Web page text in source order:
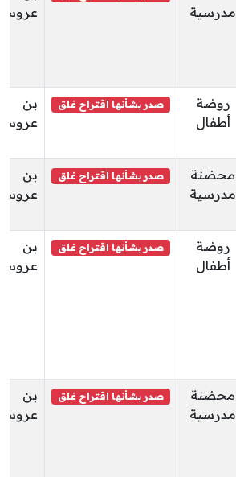
مدرسية
عروس
روضة
أطفال
صدر بشأنها اقتراح غلق
بن
عروس
محضنة
مدرسية
صدر بشأنها اقتراح غلق
بن
عروس
روضة
أطفال
صدر بشأنها اقتراح غلق
بن
عروس
محضنة
مدرسية
صدر بشأنها اقتراح غلق
بن
عروس